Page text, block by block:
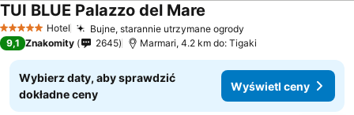
5 KategoriaHotel Bujne, starannie utrzymane ogrody
TUI BLUE Palazzo del Mare
9,1 Znakomity 2645 Marmari, 4.2 km do: Tigaki
Wybierz daty, aby sprawdzić
dokładne ceny
Wyświetl ceny